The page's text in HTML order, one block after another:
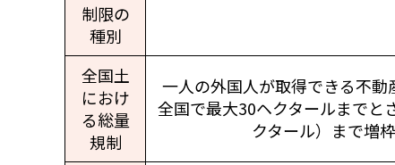
制限の
種別
全国土
におけ
る総量
規制
一人の外国人が取得できる不動
全国で最大30ヘクタールまでと
クタール）まで増